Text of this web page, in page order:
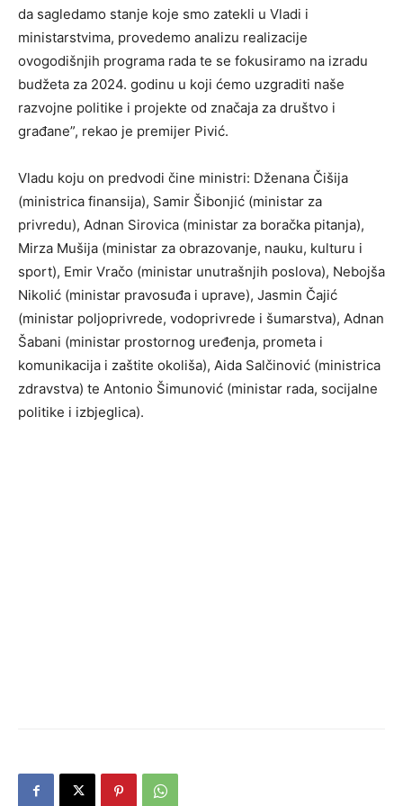
da sagledamo stanje koje smo zatekli u Vladi i
ministarstvima, provedemo analizu realizacije
ovogodišnjih programa rada te se fokusiramo na izradu
budžeta za 2024. godinu u koji ćemo uzgraditi naše
razvojne politike i projekte od značaja za društvo i
građane”, rekao je premijer Pivić.
Vladu koju on predvodi čine ministri: Dženana Čišija
(ministrica finansija), Samir Šibonjić (ministar za
privredu), Adnan Sirovica (ministar za boračka pitanja),
Mirza Mušija (ministar za obrazovanje, nauku, kulturu i
sport), Emir Vračo (ministar unutrašnjih poslova), Nebojša
Nikolić (ministar pravosuđa i uprave), Jasmin Čajić
(ministar poljoprivrede, vodoprivrede i šumarstva), Adnan
Šabani (ministar prostornog uređenja, prometa i
komunikacija i zaštite okoliša), Aida Salčinović (ministrica
zdravstva) te Antonio Šimunović (ministar rada, socijalne
politike i izbjeglica).